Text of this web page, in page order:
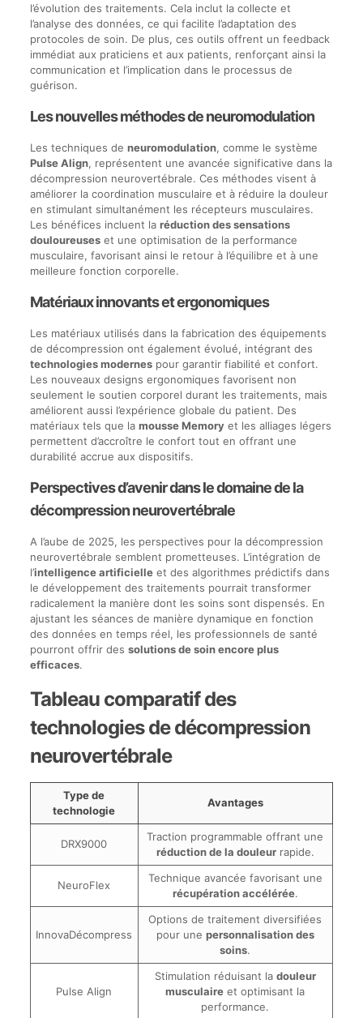
l’évolution des traitements. Cela inclut la collecte et
l’analyse des données, ce qui facilite l’adaptation des
protocoles de soin. De plus, ces outils offrent un feedback
immédiat aux praticiens et aux patients, renforçant ainsi la
communication et l’implication dans le processus de
guérison.
Les nouvelles méthodes de neuromodulation
Les techniques de neuromodulation, comme le système
Pulse Align, représentent une avancée significative dans la
décompression neurovertébrale. Ces méthodes visent à
améliorer la coordination musculaire et à réduire la douleur
en stimulant simultanément les récepteurs musculaires.
Les bénéfices incluent la réduction des sensations
douloureuseset une optimisation de la performance
musculaire, favorisant ainsi le retour à l’équilibre et à une
meilleure fonction corporelle.
Matériaux innovants et ergonomiques
Les matériaux utilisés dans la fabrication des équipements
de décompression ont également évolué, intégrant des
technologies modernespour garantir fiabilité et confort.
Les nouveaux designs ergonomiques favorisent non
seulement le soutien corporel durant les traitements, mais
améliorent aussi l’expérience globale du patient. Des
matériaux tels que la mousse Memoryet les alliages légers
permettent d’accroître le confort tout en offrant une
durabilité accrue aux dispositifs.
Perspectives d’avenir dans le domaine de la
décompression neurovertébrale
A l’aube de 2025, les perspectives pour la décompression
neurovertébrale semblent prometteuses. L’intégration de
l’intelligence artificielleet des algorithmes prédictifs dans
le développement des traitements pourrait transformer
radicalement la manière dont les soins sont dispensés. En
ajustant les séances de manière dynamique en fonction
des données en temps réel, les professionnels de santé
pourront offrir des solutions de soin encore plus
efficaces.
Tableau comparatif des
technologies de décompression
neurovertébrale
Type de
technologie
Avantages
DRX9000
Traction programmable offrant une
réduction de la douleurrapide.
NeuroFlex
Technique avancée favorisant une
récupération accélérée.
InnovaDécompress
Options de traitement diversifiées
pour une personnalisation des
soins.
Pulse Align
Stimulation réduisant la douleur
musculaire et optimisant la
performance.